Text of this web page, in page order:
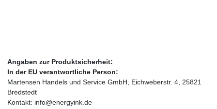
Angaben zur Produktsicherheit:
In der EU verantwortliche Person:
Martensen Handels und Service GmbH, Eichweberstr. 4, 25821
Bredstedt
Kontakt: info@energyink.de